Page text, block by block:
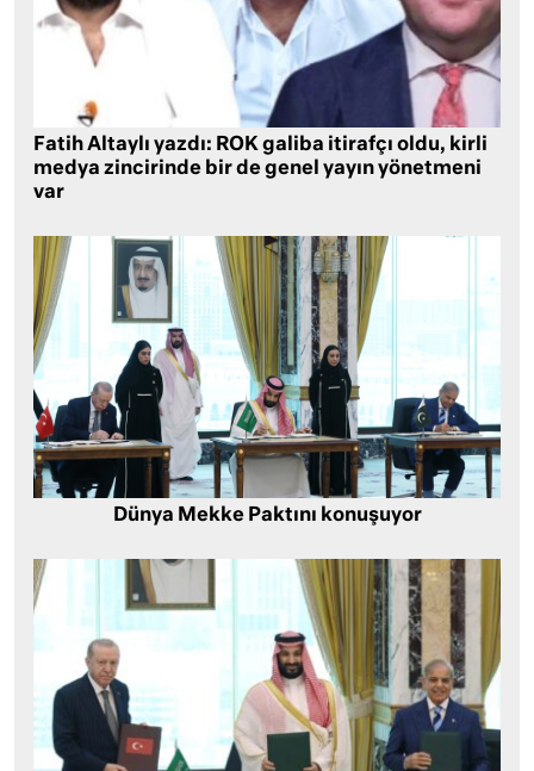
Fatih Altaylı yazdı: ROK galiba itirafçı oldu, kirli
medya zincirinde bir de genel yayın yönetmeni
var
Dünya Mekke Paktını konuşuyor